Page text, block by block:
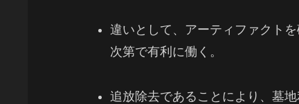
違いとして、アーティファクト
次第で有利に働く。
追放除去であることにより、墓